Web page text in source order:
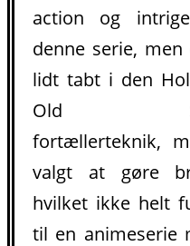
action og
denne serie,
lidt tabt i den
Old
fortællerteknik,
valgt at gøre
hvilket ikke helt
til en animeserie